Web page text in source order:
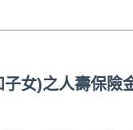
女)之人壽保險